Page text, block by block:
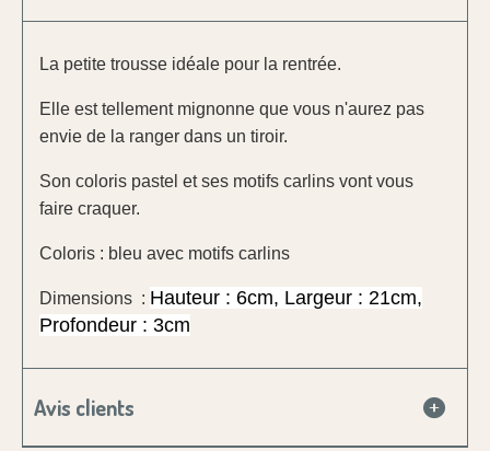
La petite trousse idéale pour la rentrée.
Elle est tellement mignonne que vous n'aurez pas
envie de la ranger dans un tiroir.
Son coloris pastel et ses motifs carlins vont vous
faire craquer.
Coloris : bleu avec motifs carlins
Dimensions : Hauteur : 6cm, Largeur : 21cm,
Profondeur : 3cm
Avis clients